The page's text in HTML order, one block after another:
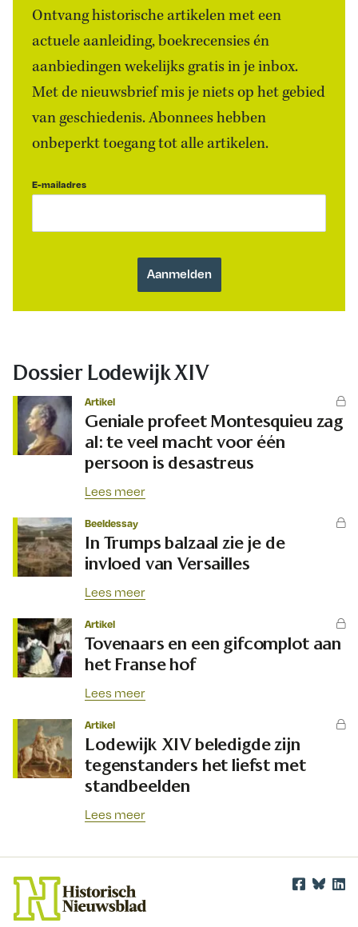
Ontvang historische artikelen met een
actuele aanleiding, boekrecensies én
aanbiedingen wekelijks gratis in je inbox.
Met de nieuwsbrief mis je niets op het gebied
van geschiedenis. Abonnees hebben
onbeperkt toegang tot alle artikelen.
E-mailadres
Dossier Lodewijk XIV
Artikel
Geniale profeet Montesquieu zag
al: te veel macht voor één
persoon is desastreus
Lees meer
Beeldessay
In Trumps balzaal zie je de
invloed van Versailles
Lees meer
Artikel
Tovenaars en een gifcomplot aan
het Franse hof
Lees meer
Artikel
Lodewijk XIV beledigde zijn
tegenstanders het liefst met
standbeelden
Lees meer